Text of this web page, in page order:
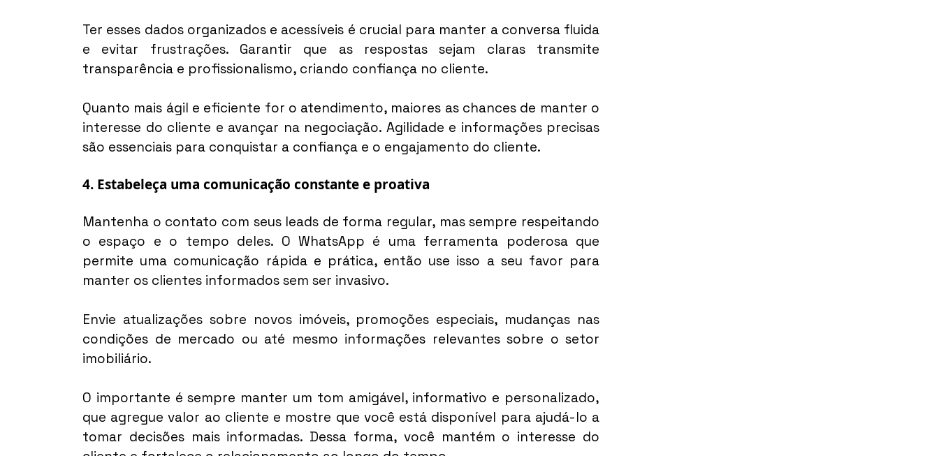
Ter esses dados organizados e acessíveis é crucial para manter a conversa fluida
e evitar frustrações. Garantir que as respostas sejam claras transmite
transparência e profissionalismo, criando confiança no cliente.
Quanto mais ágil e eficiente for o atendimento, maiores as chances de manter o
interesse do cliente e avançar na negociação. Agilidade e informações precisas
são essenciais para conquistar a confiança e o engajamento do cliente.
4. Estabeleça uma comunicação constante e proativa
Mantenha o contato com seus leads de forma regular, mas sempre respeitando
o espaço e o tempo deles. O WhatsApp é uma ferramenta poderosa que
permite uma comunicação rápida e prática, então use isso a seu favor para
manter os clientes informados sem ser invasivo.
Envie atualizações sobre novos imóveis, promoções especiais, mudanças nas
condições de mercado ou até mesmo informações relevantes sobre o setor
imobiliário.
O importante é sempre manter um tom amigável, informativo e personalizado,
que agregue valor ao cliente e mostre que você está disponível para ajudá-lo a
tomar decisões mais informadas. Dessa forma, você mantém o interesse do